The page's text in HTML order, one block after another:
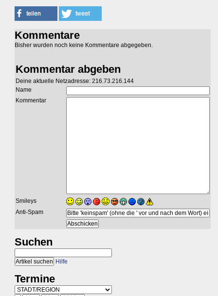
Kommentare
Bisher wurden noch keine Kommentare abgegeben.
Kommentar abgeben
Deine aktuelle Netzadresse: 216.73.216.144
Name
Kommentar
Smileys
Anti-Spam
Suchen
Hilfe
Termine